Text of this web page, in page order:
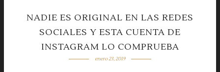
NADIE ES ORIGINAL EN LAS REDES
SOCIALES Y ESTA CUENTA DE
INSTAGRAM LO COMPRUEBA
enero 23, 2019